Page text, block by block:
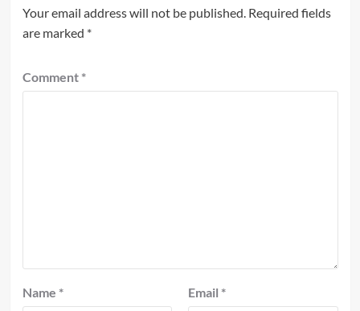
Your email address will not be published. Required fields
are marked *
Comment *
Name * Email *